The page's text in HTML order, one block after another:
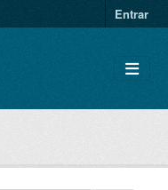
Entrar